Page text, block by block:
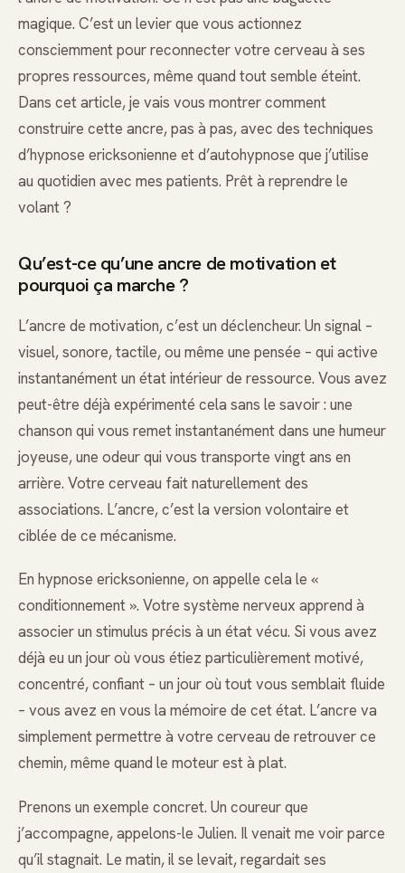
magique. C’est un levier que vous actionnez
consciemment pour reconnecter votre cerveau à ses
propres ressources, même quand tout semble éteint.
Dans cet article, je vais vous montrer comment
construire cette ancre, pas à pas, avec des techniques
d’hypnose ericksonienne et d’autohypnose que j’utilise
au quotidien avec mes patients. Prêt à reprendre le
volant ?
Qu’est-ce qu’une ancre de motivation et
pourquoi ça marche ?
L’ancre de motivation, c’est un déclencheur. Un signal –
visuel, sonore, tactile, ou même une pensée – qui active
instantanément un état intérieur de ressource. Vous avez
peut-être déjà expérimenté cela sans le savoir : une
chanson qui vous remet instantanément dans une humeur
joyeuse, une odeur qui vous transporte vingt ans en
arrière. Votre cerveau fait naturellement des
associations. L’ancre, c’est la version volontaire et
ciblée de ce mécanisme.
En hypnose ericksonienne, on appelle cela le «
conditionnement ». Votre système nerveux apprend à
associer un stimulus précis à un état vécu. Si vous avez
déjà eu un jour où vous étiez particulièrement motivé,
concentré, confiant – un jour où tout vous semblait fluide
– vous avez en vous la mémoire de cet état. L’ancre va
simplement permettre à votre cerveau de retrouver ce
chemin, même quand le moteur est à plat.
Prenons un exemple concret. Un coureur que
j’accompagne, appelons-le Julien. Il venait me voir parce
qu’il stagnait. Le matin, il se levait, regardait ses